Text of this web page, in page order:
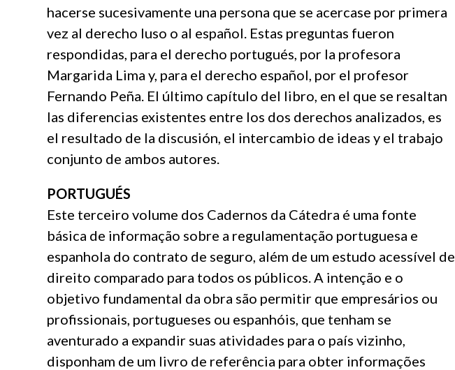
hacerse sucesivamente una persona que se acercase por primera
vez al derecho luso o al español. Estas preguntas fueron
respondidas, para el derecho portugués, por la profesora
Margarida Lima y, para el derecho español, por el profesor
Fernando Peña. El último capítulo del libro, en el que se resaltan
las diferencias existentes entre los dos derechos analizados, es
el resultado de la discusión, el intercambio de ideas y el trabajo
conjunto de ambos autores.
PORTUGUÉS
Este terceiro volume dos Cadernos da Cátedra é uma fonte
básica de informação sobre a regulamentação portuguesa e
espanhola do contrato de seguro, além de um estudo acessível de
direito comparado para todos os públicos. A intenção e o
objetivo fundamental da obra são permitir que empresários ou
profissionais, portugueses ou espanhóis, que tenham se
aventurado a expandir suas atividades para o país vizinho,
disponham de um livro de referência para obter informações